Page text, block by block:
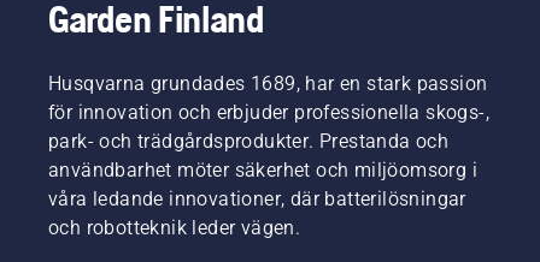
trädgården,
djur som
bara
besöker
den
ibland.
Vi
lanserade
BioLife-
Garden Finland
Husqvarna grundades 1689, har en stark passion
för innovation och erbjuder professionella skogs-,
park- och trädgårdsprodukter. Prestanda och
användbarhet möter säkerhet och miljöomsorg i
våra ledande innovationer, där batterilösningar
och robotteknik leder vägen.